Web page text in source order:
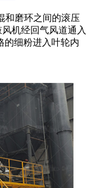
和磨环之间的滚压
机经回气风道通入
的细粉进入叶轮内